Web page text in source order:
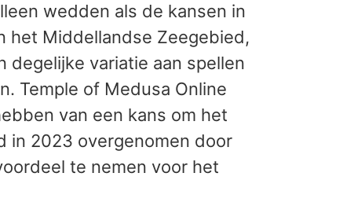
wedden als de kansen in
het Middellandse Zeegebied,
variatie aan spellen
Temple of Medusa Online
van een kans om het
in 2023 overgenomen door
te nemen voor het